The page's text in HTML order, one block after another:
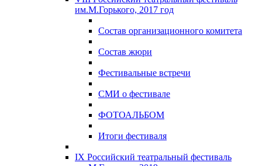
им.М.Горького, 2017 год
Состав организационного комитета
Состав жюри
Фестивальные встречи
СМИ о фестивале
ФОТОАЛЬБОМ
Итоги фестиваля
IX Российский театральный фестиваль